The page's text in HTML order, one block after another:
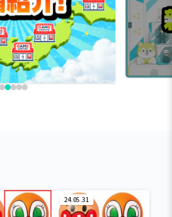
24.05.31